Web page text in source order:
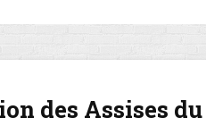
des Assises